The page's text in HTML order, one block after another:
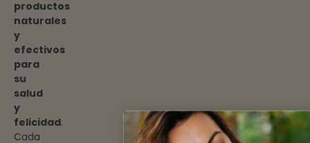
productos
naturales
y
efectivos
para
su
salud
y
felicidad.
Cada